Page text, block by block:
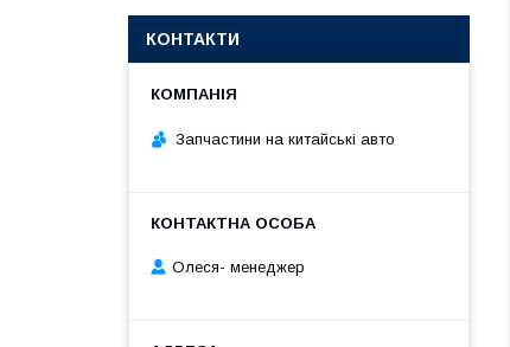
КОНТАКТИ
Запчастини на китайські авто
Олеся- менеджер